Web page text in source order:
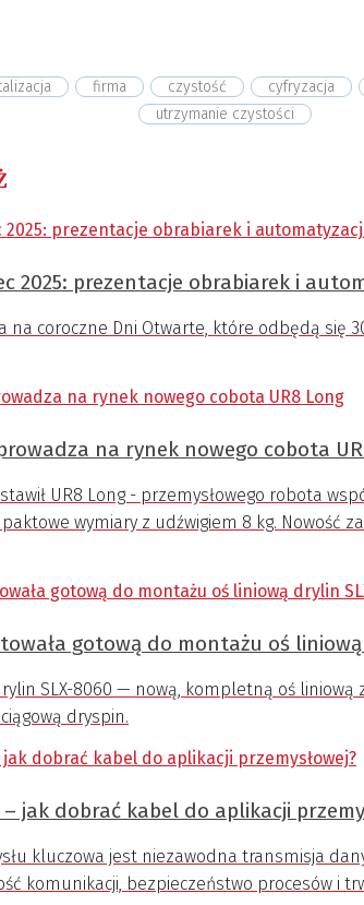
firma czystość cyfryzacja
utrzymanie czystości
2025: prezentacje obrabiarek i
na coroczne Dni Otwarte, które odbędą się
na rynek nowego cobota
UR8 Long - przemysłowego robota
wymiary z udźwigiem 8 kg. Nowość
gotową do montażu oś
SLX-8060 — nową, kompletną oś
dryspin.
jak dobrać kabel do aplikacji
kluczowa jest niezawodna transmisja
komunikacji, bezpieczeństwo procesów i